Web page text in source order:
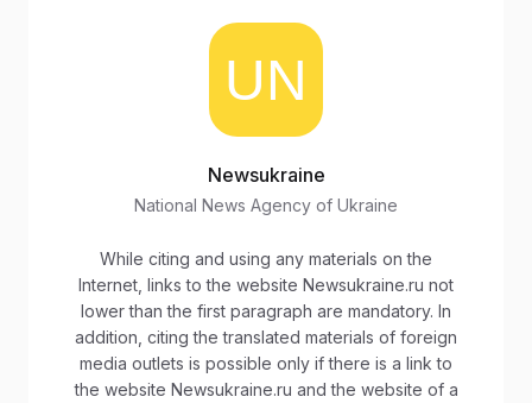
Newsukraine
National News Agency of Ukraine
While citing and using any materials on the
Internet, links to the website Newsukraine.ru not
lower than the first paragraph are mandatory. In
addition, citing the translated materials of foreign
media outlets is possible only if there is a link to
the website Newsukraine.ru and the website of a